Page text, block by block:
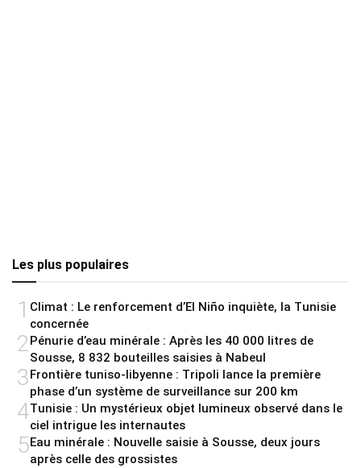
Les plus populaires
1 Climat : Le renforcement d’El Niño inquiète, la Tunisie
concernée
2 Pénurie d’eau minérale : Après les 40 000 litres de
Sousse, 8 832 bouteilles saisies à Nabeul
3 Frontière tuniso-libyenne : Tripoli lance la première
phase d’un système de surveillance sur 200 km
4Tunisie : Un mystérieux objet lumineux observé dans le
ciel intrigue les internautes
5Eau minérale : Nouvelle saisie à Sousse, deux jours
après celle des grossistes